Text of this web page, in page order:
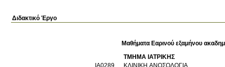
Διδακτικό Έργο
Μαθήματα Εαρινού εξαμήνου
ΤΜΗΜΑ ΙΑΤΡΙΚΗΣ